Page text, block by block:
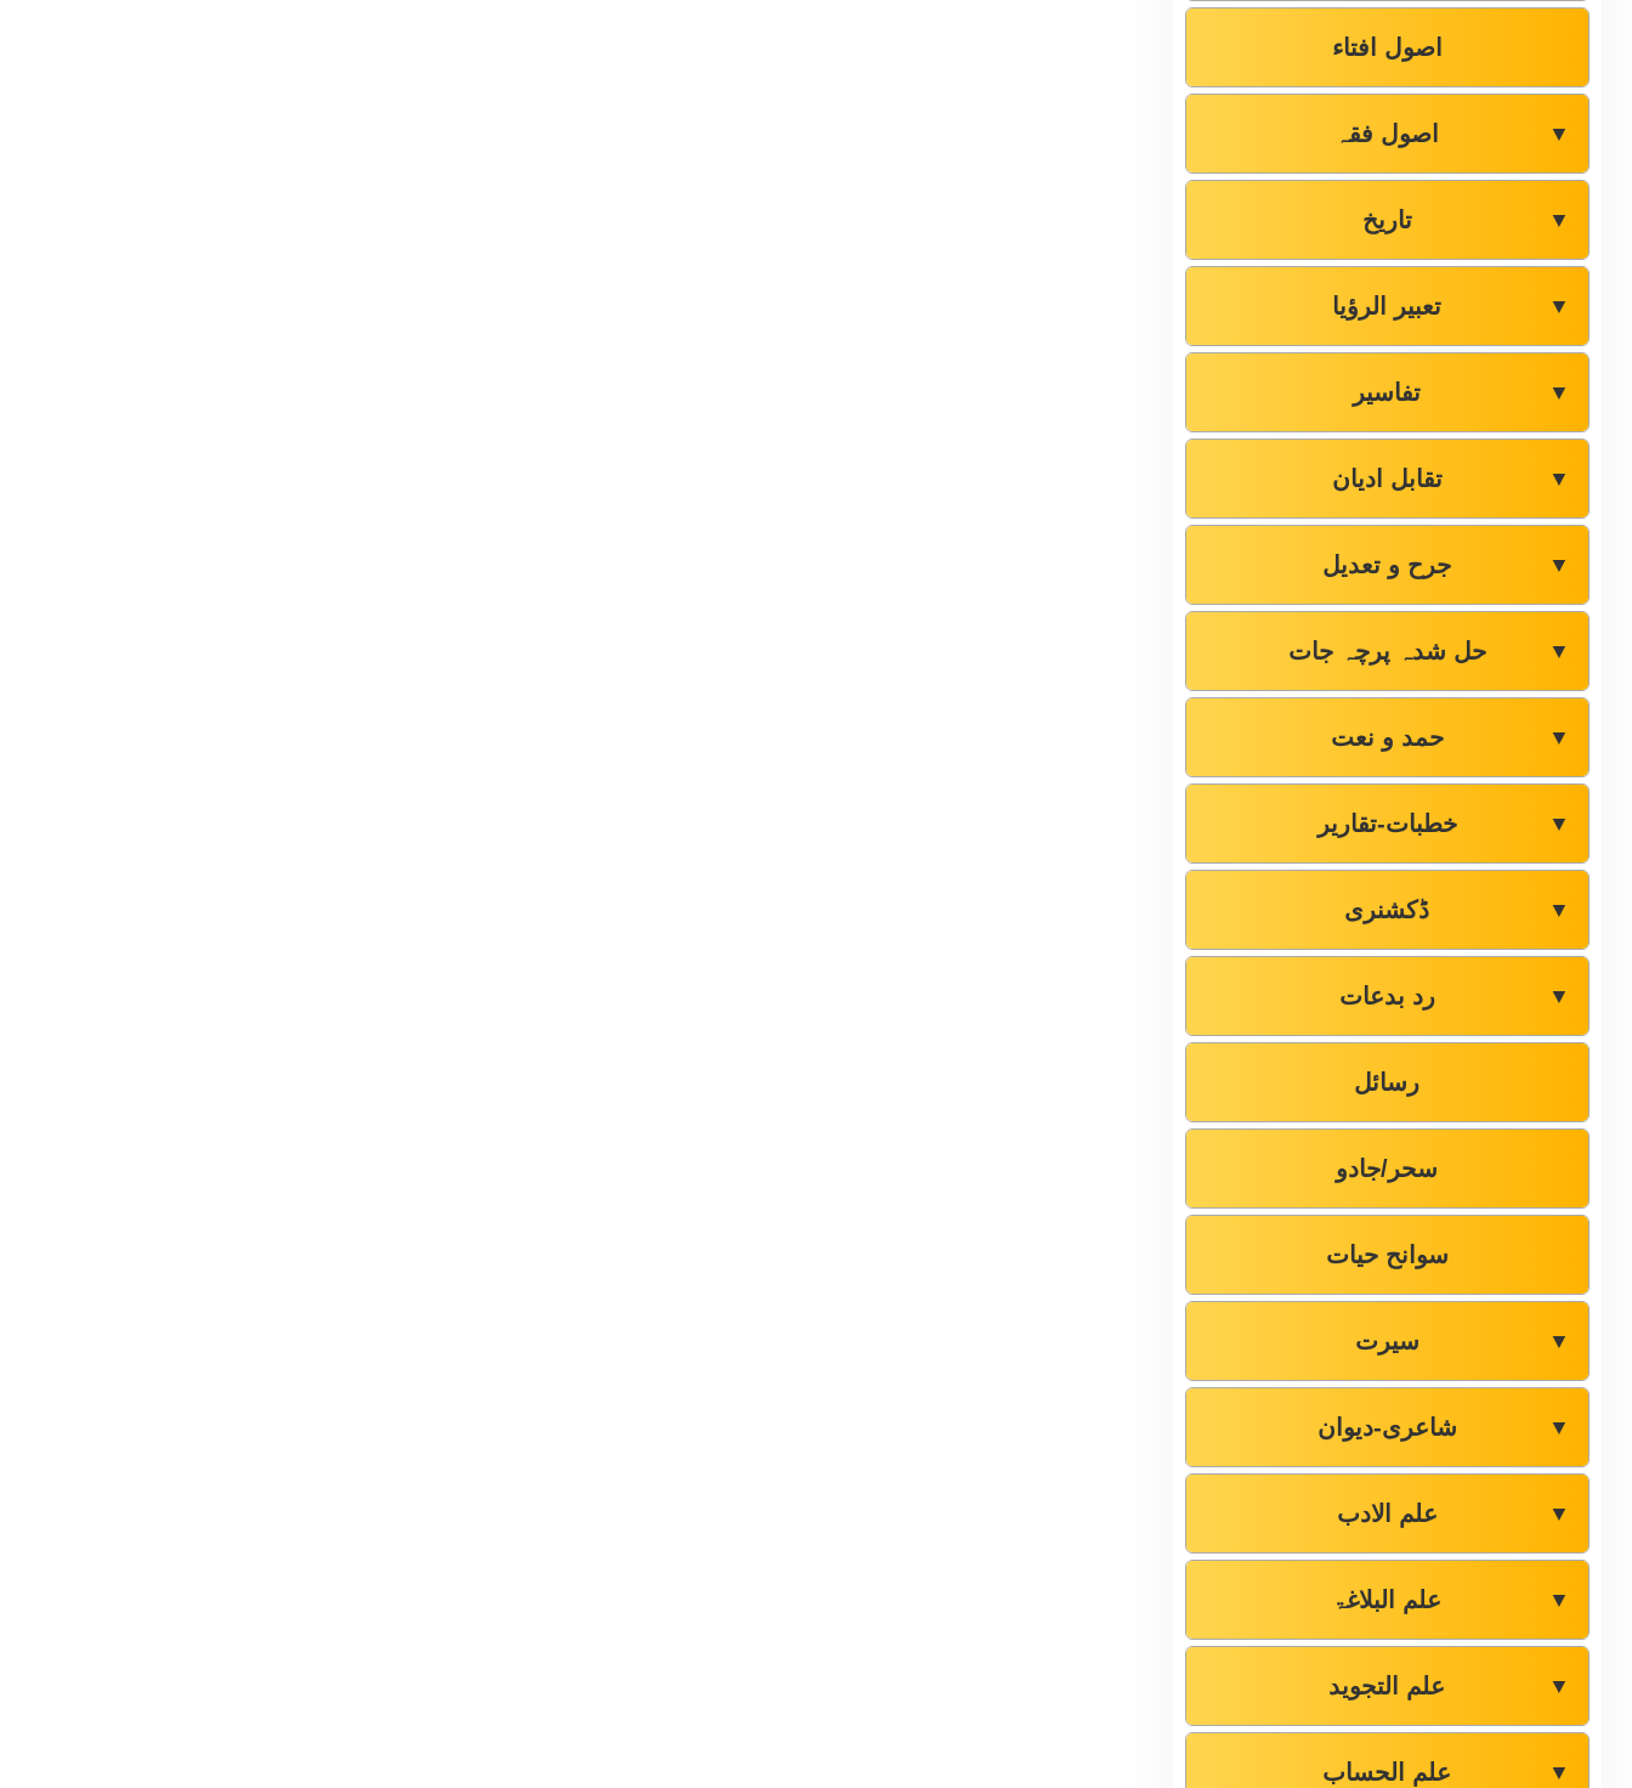
اصول افتاء
اصول فقہ ▼
تاریخ ▼
تعبیر الرؤیا ▼
تفاسیر ▼
تقابل ادیان ▼
جرح و تعدیل ▼
حل شدہ پرچہ جات ▼
حمد و نعت ▼
خطبات-تقاریر ▼
ڈکشنری ▼
رد بدعات ▼
رسائل
سحر/جادو
سوانح حیات
سیرت ▼
شاعری-دیوان ▼
علم الادب ▼
علم البلاغۃ ▼
علم التجوید ▼
علم الحساب ▼